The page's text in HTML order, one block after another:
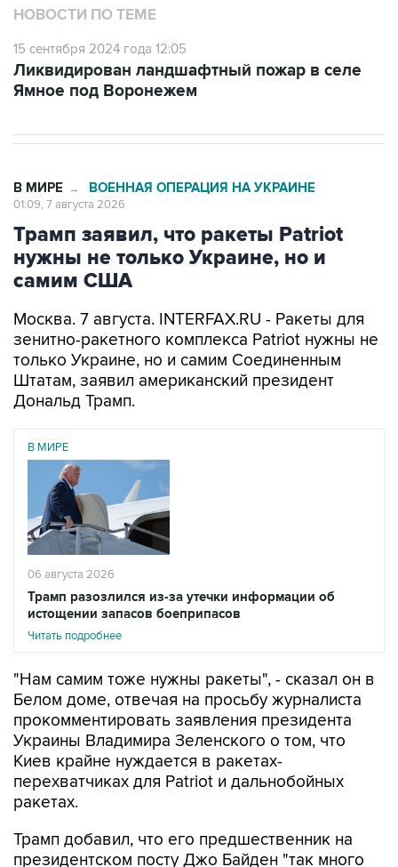
НОВОСТИ ПО ТЕМЕ
15 сентября 2024 года 12:05
Ликвидирован ландшафтный пожар в селе
Ямное под Воронежем
В МИРЕ → ВОЕННАЯ ОПЕРАЦИЯ НА УКРАИНЕ
01:09, 7 августа 2026
Трамп заявил, что ракеты Patriot
нужны не только Украине, но и
самим США
Москва. 7 августа. INTERFAX.RU - Ракеты для
зенитно-ракетного комплекса Patriot нужны не
только Украине, но и самим Соединенным
Штатам, заявил американский президент
Дональд Трамп.
В МИРЕ
06 августа 2026
Трамп разозлился из-за утечки информации об
истощении запасов боеприпасов
Читать подробнее
"Нам самим тоже нужны ракеты", - сказал он в
Белом доме, отвечая на просьбу журналиста
прокомментировать заявления президента
Украины Владимира Зеленского о том, что
Киев крайне нуждается в ракетах-
перехватчиках для Patriot и дальнобойных
ракетах.
Трамп добавил, что его предшественник на
президентском посту Джо Байден "так много